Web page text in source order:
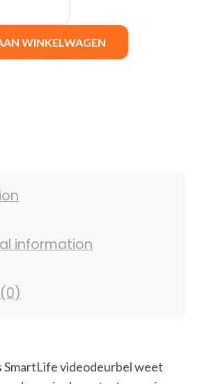
WINKELWAGEN
information
SmartLife videodeurbel weet